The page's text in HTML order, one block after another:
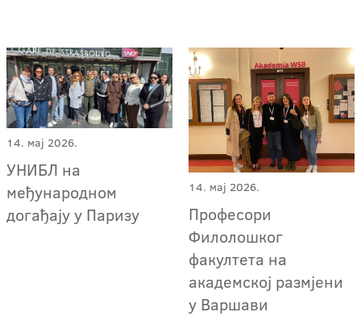
14. мај 2026.
УНИБЛ на
међународном
догађају у Паризу
14. мај 2026.
Професори
Филолошког
факултета на
академској размјени
у Варшави